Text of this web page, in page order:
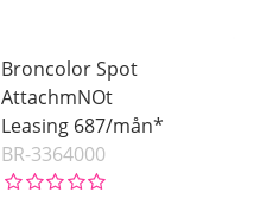
Broncolor Spot
AttachmNOt
Leasing 687/mån*
BR-3364000